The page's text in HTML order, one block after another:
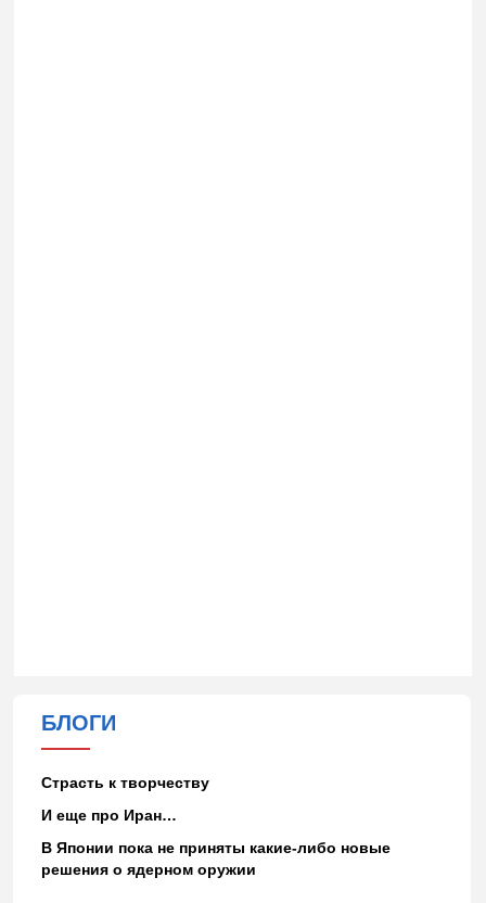
БЛОГИ
Страсть к творчеству
И еще про Иран…
В Японии пока не приняты какие-либо новые
решения о ядерном оружии